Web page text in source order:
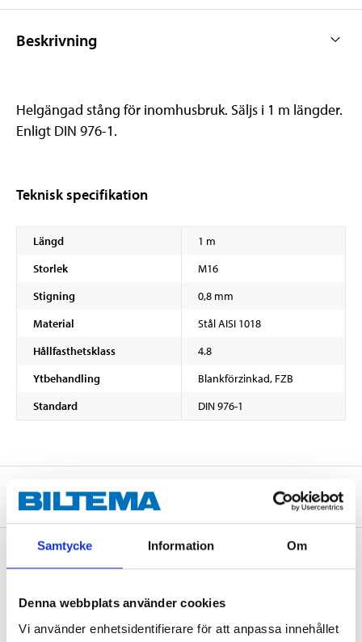
Samtycke Information Om
Denna webbplats använder cookies
Vi använder enhetsidentifierare för att anpassa innehållet
Beskrivning
Helgängad stång för inomhusbruk. Säljs i 1 m längder.
Enligt DIN 976-1.
Teknisk specifikation
Längd
1 m
Storlek
M16
Stigning
0,8 mm
Material
Stål AISI 1018
Hållfasthetsklass
4.8
Ytbehandling
Blankförzinkad, FZB
Standard
DIN 976-1
Om tillverkaren
tjänsten och våra villkor.